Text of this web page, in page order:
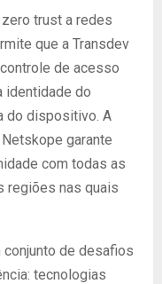
trust a redes
que a Transdev
de acesso
identidade do
do dispositivo. A
garante
com todas as
regiões nas quais
conjunto de desafios
tecnologias